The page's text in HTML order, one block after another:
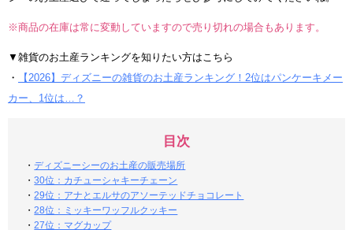
※商品の在庫は常に変動していますので売り切れの場合もあります。
▼雑貨のお土産ランキングを知りたい方はこちら
・
【2026】ディズニーの雑貨のお土産ランキング！2位はパンケーキメー
カー、1位は…？
目次
・ディズニーシーのお土産の販売場所
・30位：カチューシャキーチェーン
・29位：アナとエルサのアソーテッドチョコレート
・28位：ミッキーワッフルクッキー
・27位：マグカップ